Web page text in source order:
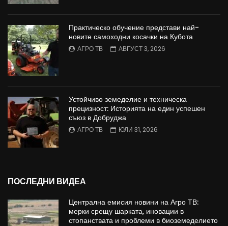
Практическо обучение представи най-
новите самоходни косачки на Кубота
АГРО ТВ АВГУСТ 3, 2026
Устойчиво земеделие и техническа
прецизност: Историята на един успешен
съюз в Добруджа
АГРО ТВ ЮЛИ 31, 2026
ПОСЛЕДНИ ВИДЕА
Централна емисия новини на Агро ТВ:
мерки срещу шарката, иновации в
стопанствата и проблеми в биоземеделието